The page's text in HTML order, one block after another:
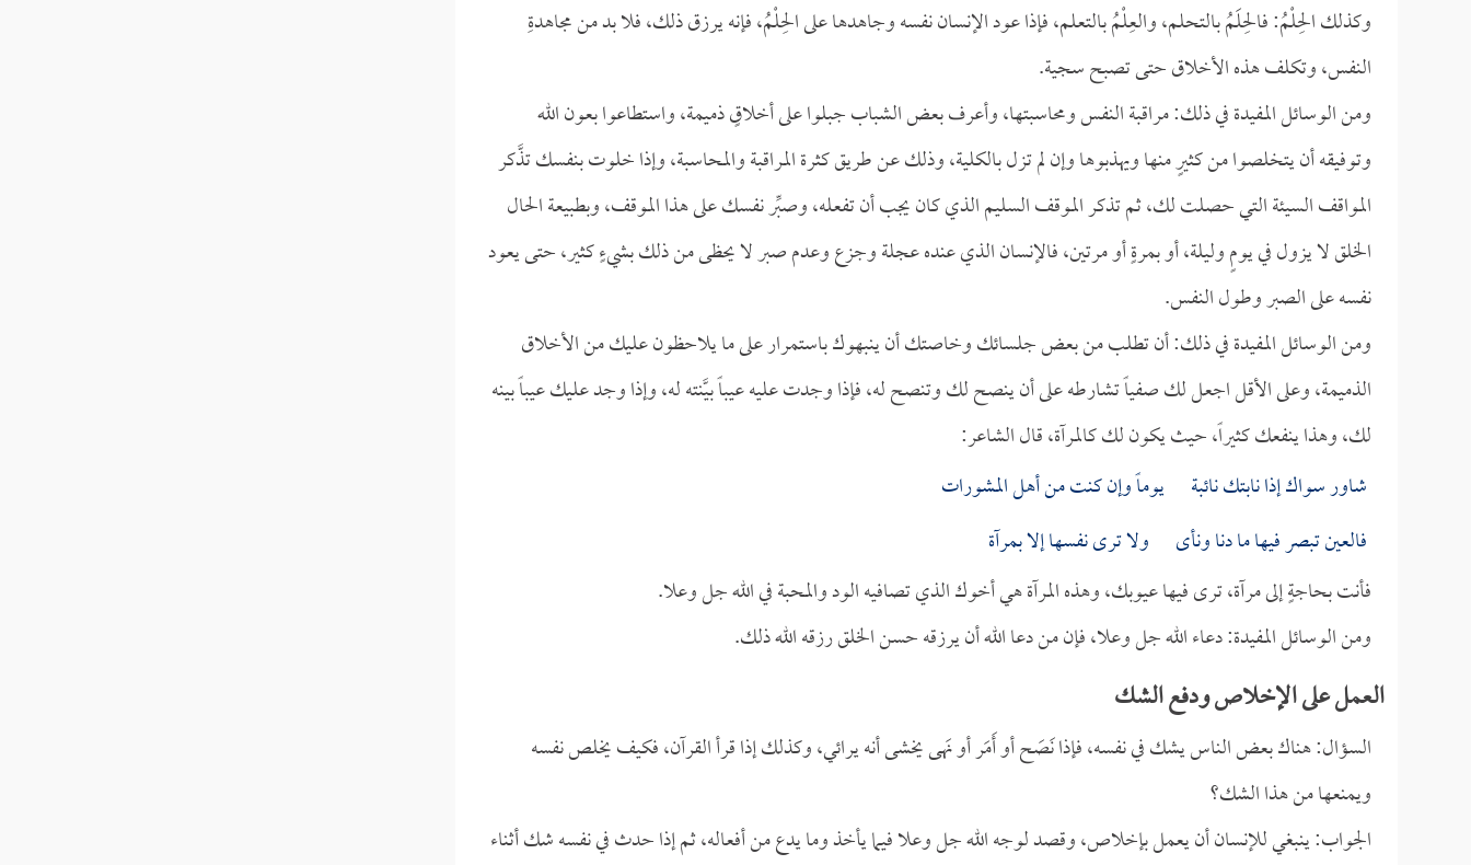
وكذلك الحِلْمُ: فالحِلَمُ بالتحلم، والعِلْمُ بالتعلم، فإذا عود الإنسان نفسه وجاهدها على الحِلْمُ، فإنه يرزق ذلك، فلا بد من مجاهدةِ
النفس، وتكلف هذه الأخلاق حتى تصبح سجية.
ومن الوسائل المفيدة في ذلك: مراقبة النفس ومحاسبتها، وأعرف بعض الشباب جبلوا على أخلاقٍ ذميمة، واستطاعوا بعون الله
وتوفيقه أن يتخلصوا من كثيرٍ منها ويهذبوها وإن لم تزل بالكلية، وذلك عن طريق كثرة المراقبة والمحاسبة، وإذا خلوت بنفسك تذَّكر
المواقف السيئة التي حصلت لك، ثم تذكر الموقف السليم الذي كان يجب أن تفعله، وصبِّر نفسك على هذا الموقف، وبطبيعة الحال
الخلق لا يزول في يومٍ وليلة، أو بمرةٍ أو مرتين، فالإنسان الذي عنده عجلة وجزع وعدم صبر لا يحظى من ذلك بشيءٍ كثير، حتى يعود
نفسه على الصبر وطول النفس.
ومن الوسائل المفيدة في ذلك: أن تطلب من بعض جلسائك وخاصتك أن ينبهوك باستمرار على ما يلاحظون عليك من الأخلاق
الذميمة، وعلى الأقل اجعل لك صفياً تشارطه على أن ينصح لك وتنصح له، فإذا وجدت عليه عيباً بيَّنته له، وإذا وجد عليك عيباً بينه
لك، وهذا ينفعك كثيراً، حيث يكون لك كالمرآة، قال الشاعر:
شاور سواك إذا نابتك نائبة يوماً وإن كنت من أهل المشورات
فالعين تبصر فيها ما دنا ونأى ولا ترى نفسها إلا بمرآة
فأنت بحاجةٍ إلى مرآة، ترى فيها عيوبك، وهذه المرآة هي أخوك الذي تصافيه الود والمحبة في الله جل وعلا.
ومن الوسائل المفيدة: دعاء الله جل وعلا، فإن من دعا الله أن يرزقه حسن الخلق رزقه الله ذلك.
العمل على الإخلاص ودفع الشك
السؤال: هناك بعض الناس يشك في نفسه، فإذا نَصَح أو أَمَر أو نَهى يخشى أنه يرائي، وكذلك إذا قرأ القرآن، فكيف يخلص نفسه
ويمنعها من هذا الشك؟
الجواب: ينبغي للإنسان أن يعمل بإخلاص، وقصد لوجه الله جل وعلا فيما يأخذ وما يدع من أفعاله، ثم إذا حدث في نفسه شك أثناء